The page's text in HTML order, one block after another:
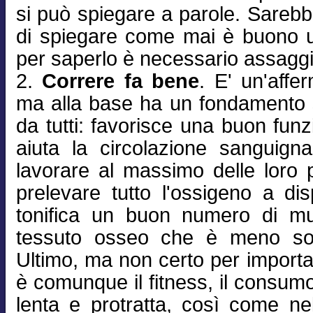
si può spiegare a parole.
di spiegare come mai è buono
per saperlo è necessario
2. Correre fa bene. E'
ma alla base ha un
da tutti: favorisce una buon
aiuta la circolazione
lavorare al massimo delle loro
prelevare tutto l'ossigeno a
tonifica un buon numero di
tessuto osseo che è meno
Ultimo, ma non certo per
è comunque il fitness, il
lenta e protratta, così come